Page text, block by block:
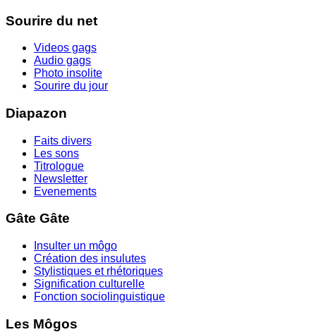
Sourire du net
Videos gags
Audio gags
Photo insolite
Sourire du jour
Diapazon
Faits divers
Les sons
Titrologue
Newsletter
Evenements
Gâte Gâte
Insulter un môgo
Création des insulutes
Stylistiques et rhétoriques
Signification culturelle
Fonction sociolinguistique
Les Môgos